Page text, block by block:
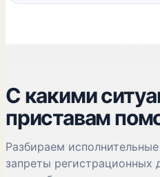
С какими
приставам
Разбираем
запреты регистрационных